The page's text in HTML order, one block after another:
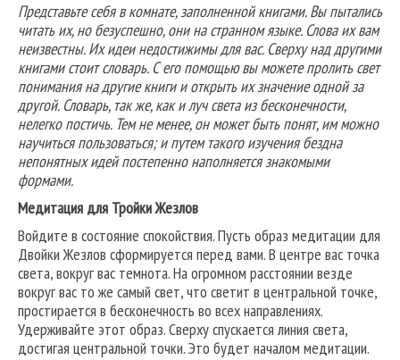
Представьте себя в комнате, заполненной книгами. Вы пытались
читать их, но безуспешно, они на странном языке. Слова их вам
неизвестны. Их идеи недостижимы для вас. Сверху над другими
книгами стоит словарь. С его помощью вы можете пролить свет
понимания на другие книги и открыть их значение одной за
другой. Словарь, так же, как и луч света из бесконечности,
нелегко постичь. Тем не менее, он может быть понят, им можно
научиться пользоваться; и путем такого изучения бездна
непонятных идей постепенно наполняется знакомыми
формами.
Медитация для Тройки Жезлов
Войдите в состояние спокойствия. Пусть образ медитации для
Двойки Жезлов сформируется перед вами. В центре вас точка
света, вокруг вас темнота. На огромном расстоянии везде
вокруг вас то же самый свет, что светит в центральной точке,
простирается в бесконечность во всех направлениях.
Удерживайте этот образ. Сверху спускается линия света,
достигая центральной точки. Это будет началом медитации.